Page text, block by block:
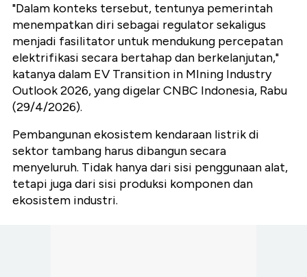
"Dalam konteks tersebut, tentunya pemerintah
menempatkan diri sebagai regulator sekaligus
menjadi fasilitator untuk mendukung percepatan
elektrifikasi secara bertahap dan berkelanjutan,"
katanya dalam EV Transition in MIning Industry
Outlook 2026, yang digelar CNBC Indonesia, Rabu
(29/4/2026).
Pembangunan ekosistem kendaraan listrik di
sektor tambang harus dibangun secara
menyeluruh. Tidak hanya dari sisi penggunaan alat,
tetapi juga dari sisi produksi komponen dan
ekosistem industri.